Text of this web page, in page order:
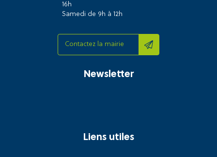
16h
Samedi de 9h à 12h
Contactez la mairie
Newsletter
Liens utiles